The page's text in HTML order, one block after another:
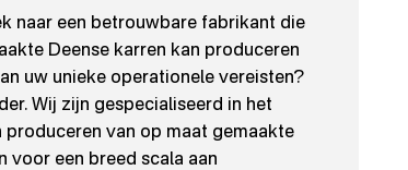
naar een betrouwbare fabrikant die
Deense karren kan produceren
uw unieke operationele vereisten?
Wij zijn gespecialiseerd in het
produceren van op maat gemaakte
voor een breed scala aan